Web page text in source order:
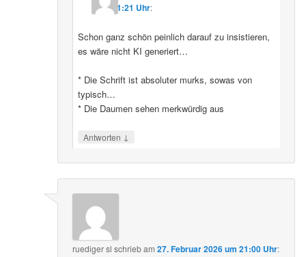
11:21 Uhr:
Schon ganz schön peinlich darauf zu insistieren,
es wäre nicht KI generiert…
* Die Schrift ist absoluter murks, sowas von
typisch…
* Die Daumen sehen merkwürdig aus
Antworten ↓
ruediger sl schriebam27. Februar 2026 um 21:00 Uhr: